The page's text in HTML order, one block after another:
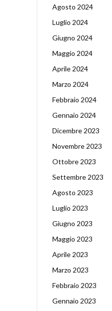
Agosto 2024
Luglio 2024
Giugno 2024
Maggio 2024
Aprile 2024
Marzo 2024
Febbraio 2024
Gennaio 2024
Dicembre 2023
Novembre 2023
Ottobre 2023
Settembre 2023
Agosto 2023
Luglio 2023
Giugno 2023
Maggio 2023
Aprile 2023
Marzo 2023
Febbraio 2023
Gennaio 2023